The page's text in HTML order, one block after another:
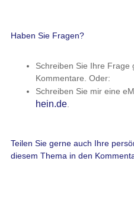
Haben Sie Fragen?
Schreiben Sie Ihre Frage
Kommentare. Oder:
Schreiben Sie mir eine
hein.de.
Teilen Sie gerne auch Ihre
diesem Thema in den